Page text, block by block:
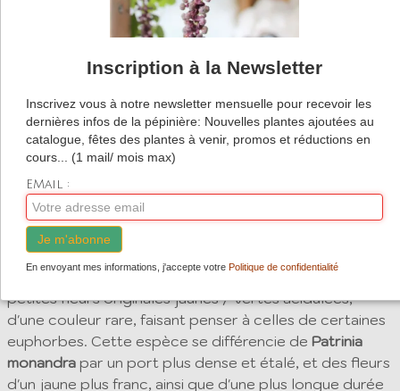
floraison estivale d'un jaune vibrant et lumineux.
du Japon, elle appréciera les sols plutôt frais,
Description
Patrinia scabiosifolia est une plante vivace de
croissance rapide formant des touffes larges de fines
feuilles vertes clair profondément découpées. En fin
d'été les inflorescences s'épanouissent au dessus du
feuillage pour offrir des plateaux d'innombrables
petites fleurs originales jaunes / vertes acidulées,
d'une couleur rare, faisant penser à celles de certaines
euphorbes. Cette espèce se différencie de Patrinia
monandra par un port plus dense et étalé, et des fleurs
d'un jaune plus franc, ainsi que d'une plus longue durée
Inscription à la Newsletter
Inscrivez vous à notre newsletter mensuelle pour recevoir les
dernières infos de la pépinière: Nouvelles plantes ajoutées au
catalogue, fêtes des plantes à venir, promos et réductions en
cours... (1 mail/ mois max)
EMail :
Je m'abonne
En envoyant mes informations, j'accepte votre Politique de confidentialité